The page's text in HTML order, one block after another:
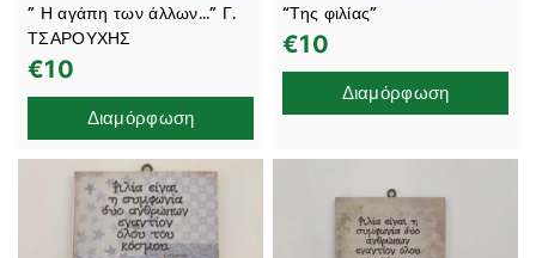
” Η αγάπη των άλλων…” Γ.
ΤΣΑΡΟΥΧΗΣ
€10
Διαμόρφωση
“Της φιλίας”
€10
Διαμόρφωση